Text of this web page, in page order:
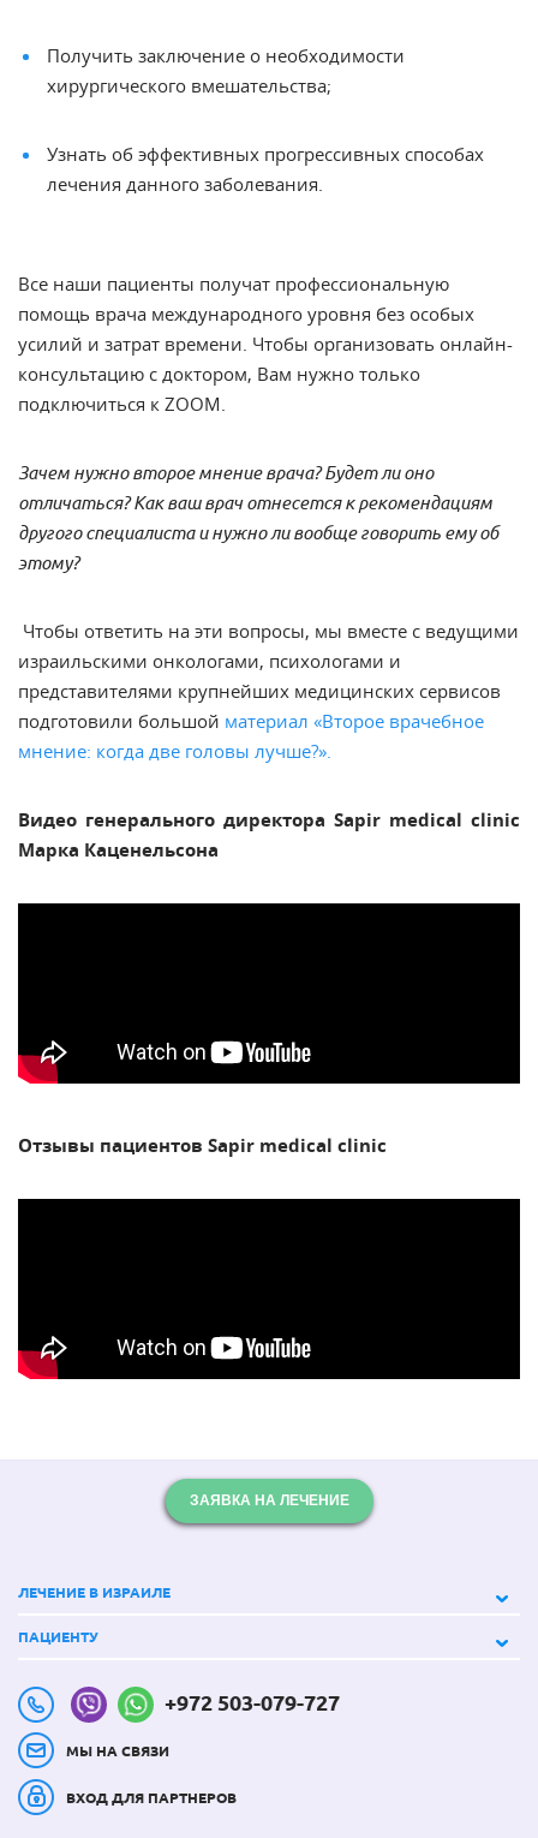
Получить заключение о необходимости
хирургического вмешательства;
Узнать об эффективных прогрессивных способах
лечения данного заболевания.
Все наши пациенты получат профессиональную
помощь врача международного уровня без особых
усилий и затрат времени. Чтобы организовать онлайн-
консультацию с доктором, Вам нужно только
подключиться к ZOOM.
Зачем нужно второе мнение врача? Будет ли оно
отличаться? Как ваш врач отнесется к рекомендациям
другого специалиста и нужно ли вообще говорить ему об
этому?
Чтобы ответить на эти вопросы, мы вместе с ведущими
израильскими онкологами, психологами и
представителями крупнейших медицинских сервисов
подготовили большой материал «Второе врачебное
мнение: когда две головы лучше?».
Видео генерального директора Sapir medical clinic
Марка Каценельсона
Отзывы пациентов Sapir medical clinic
ЗАЯВКА НА ЛЕЧЕНИЕ
ЛЕЧЕНИЕ В ИЗРАИЛЕ
ПАЦИЕНТУ
+972 503-079-727
МЫ НА СВЯЗИ
ВХОД ДЛЯ ПАРТНЕРОВ